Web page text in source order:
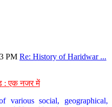
PM Re: History of Haridwar ...
: एक नजर में
social, geographical,